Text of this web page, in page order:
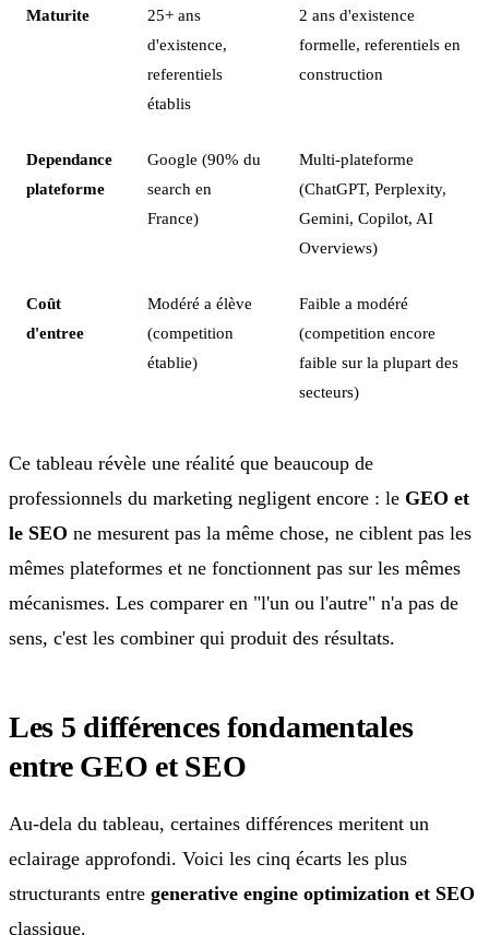
Maturite
25+ ans
d'existence,
referentiels
établis
2 ans d'existence
formelle, referentiels en
construction
Dependance
plateforme
Google (90% du
search en
France)
Multi-plateforme
(ChatGPT, Perplexity,
Gemini, Copilot, AI
Overviews)
Coût
d'entree
Modéré a élève
(competition
établie)
Faible a modéré
(competition encore
faible sur la plupart des
secteurs)
Ce tableau révèle une réalité que beaucoup de
professionnels du marketing negligent encore : le GEO et
le SEO ne mesurent pas la même chose, ne ciblent pas les
mêmes plateformes et ne fonctionnent pas sur les mêmes
mécanismes. Les comparer en "l'un ou l'autre" n'a pas de
sens, c'est les combiner qui produit des résultats.
Les 5 différences fondamentales
entre GEO et SEO
Au-dela du tableau, certaines différences meritent un
eclairage approfondi. Voici les cinq écarts les plus
structurants entre generative engine optimization et SEO
classique.